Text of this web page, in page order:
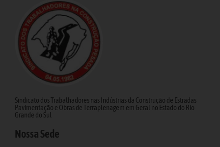
Sindicato dos Trabalhadores nas Indústrias da Construção de Estradas
Pavimentação e Obras de Terraplenagem em Geral no Estado do Rio
Grande do Sul
Nossa Sede